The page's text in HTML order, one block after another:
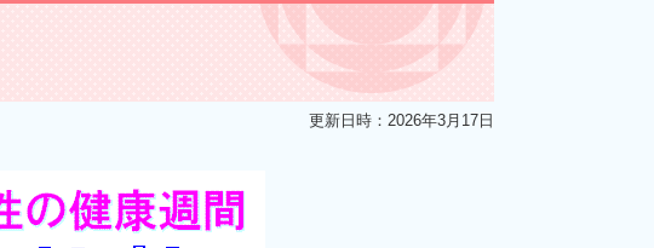
更新日時：2026年3月17日